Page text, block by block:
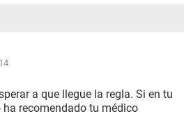
a que llegue la regla. Si en tu
recomendado tu médico